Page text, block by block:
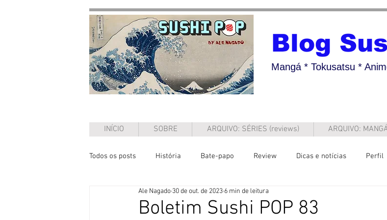
Blog
Mangá * Tokusatsu *
INÍCIO SOBRE ARQUIVO: SÉRIES (reviews) ARQUIVO:
Todos os posts História Bate-papo Review Dicas e notícias Perfil
Boletim Sushi POP 83
Ale Nagado 30 de out. de 2023 6 min de leitura